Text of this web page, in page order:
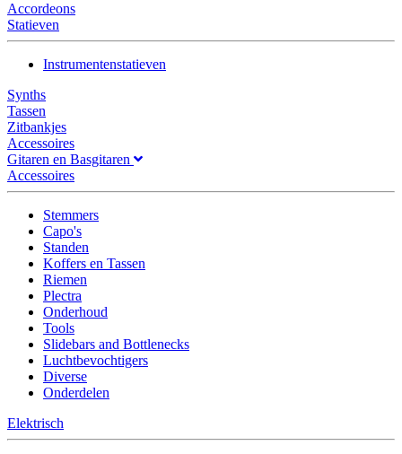
Accordeons
Statieven
Instrumentenstatieven
Synths
Tassen
Zitbankjes
Accessoires
Gitaren en Basgitaren
Accessoires
Stemmers
Capo's
Standen
Koffers en Tassen
Riemen
Plectra
Onderhoud
Tools
Slidebars and Bottlenecks
Luchtbevochtigers
Diverse
Onderdelen
Elektrisch